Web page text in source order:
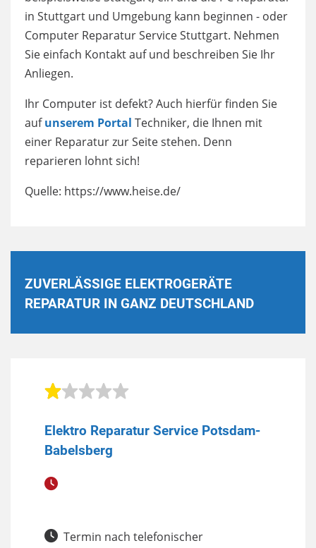
in Stuttgart und Umgebung kann beginnen - oder
Computer Reparatur Service Stuttgart. Nehmen
Sie einfach Kontakt auf und beschreiben Sie Ihr
Anliegen.
Ihr Computer ist defekt? Auch hierfür finden Sie
aufunserem Portal Techniker, die Ihnen mit
einer Reparatur zur Seite stehen. Denn
reparieren lohnt sich!
Quelle: https://www.heise.de/
ZUVERLÄSSIGE ELEKTROGERÄTE
REPARATUR IN GANZ DEUTSCHLAND
Elektro Reparatur Service Potsdam-
Babelsberg
Termin nach telefonischer